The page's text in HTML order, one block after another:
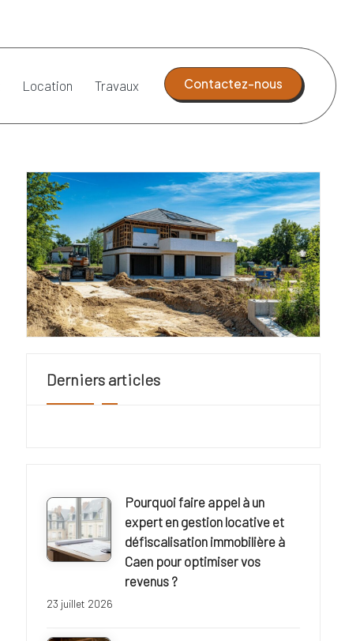
Location Travaux Contactez-nous
Derniers articles
Pourquoi faire appel à un
expert en gestion locative et
défiscalisation immobilière à
Caen pour optimiser vos
revenus ?
23 juillet 2026